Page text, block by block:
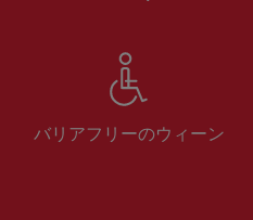
バリアフリーのウィーン